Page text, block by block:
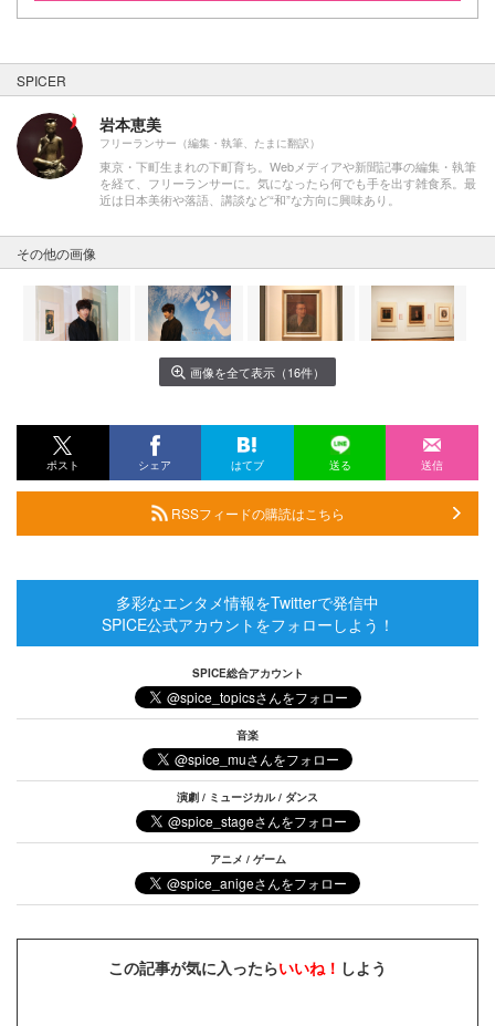
SPICER
岩本恵美
フリーランサー（編集・執筆、たまに翻訳）
東京・下町生まれの下町育ち。Webメディアや新聞記事の編集・執筆
を経て、フリーランサーに。気になったら何でも手を出す雑食系。最
近は日本美術や落語、講談など“和”な方向に興味あり。
その他の画像
画像を全て表示（16件）
ポスト シェア はてブ 送る 送信
RSSフィードの購読はこちら
多彩なエンタメ情報をTwitterで発信中
SPICE公式アカウントをフォローしよう！
SPICE総合アカウント
音楽
演劇 / ミュージカル / ダンス
アニメ / ゲーム
この記事が気に入ったらいいね！ しよう